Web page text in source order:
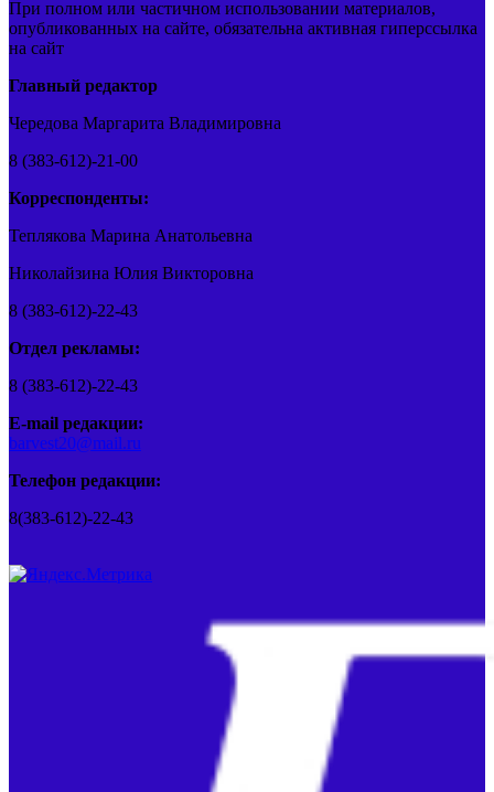
При полном или частичном использовании материалов,
опубликованных на сайте, обязательна активная гиперссылка
на сайт
Главный редактор
Чередова Маргарита Владимировна
8 (383-612)-21-00
Корреспонденты:
Теплякова Марина Анатольевна
Николайзина Юлия Викторовна
8 (383-612)-22-43
Отдел рекламы:
8 (383-612)-22-43
E-mail редакции:
barvest20@mail.ru
Телефон редакции:
8(383-612)-22-43